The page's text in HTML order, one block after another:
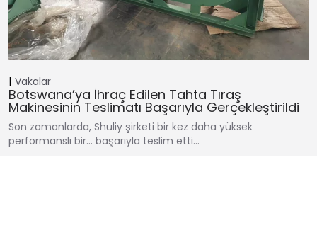
Vakalar
Botswana’ya İhraç Edilen Tahta Tıraş
Makinesinin Teslimatı Başarıyla Gerçekleştirildi
Son zamanlarda, Shuliy şirketi bir kez daha yüksek
performanslı bir… başarıyla teslim etti…